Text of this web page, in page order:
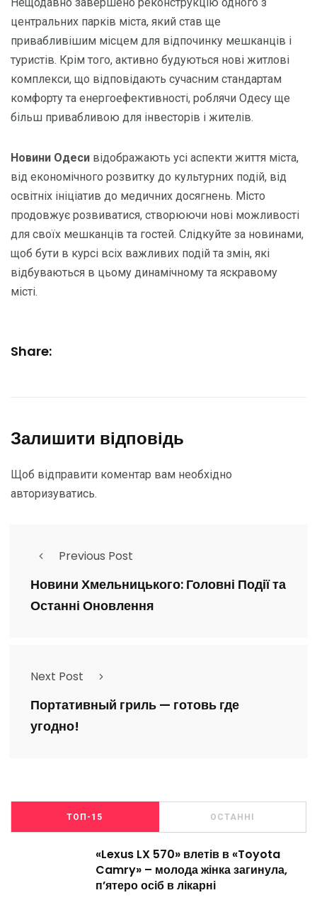
центральних парків міста, який став ще
привабливішим місцем для відпочинку мешканців і
туристів. Крім того, активно будуються нові житлові
комплекси, що відповідають сучасним стандартам
комфорту та енергоефективності, роблячи Одесу ще
більш привабливою для інвесторів і жителів.
Новини Одеси відображають усі аспекти життя міста,
від економічного розвитку до культурних подій, від
освітніх ініціатив до медичних досягнень. Місто
продовжує розвиватися, створюючи нові можливості
для своїх мешканців та гостей. Слідкуйте за новинами,
щоб бути в курсі всіх важливих подій та змін, які
відбуваються в цьому динамічному та яскравому
місті.
Share:
Залишити відповідь
Щоб відправити коментар вам необхідно
авторизуватись.
Previous Post
Новини Хмельницького: Головні Події та
Останні Оновлення
Next Post
Портативный гриль — готовь где
угодно!
ТОП-15 ОСТАННІ
«Lexus LX 570» влетів в «Toyota
Camry» – молода жінка загинула,
п’ятеро осіб в лікарні